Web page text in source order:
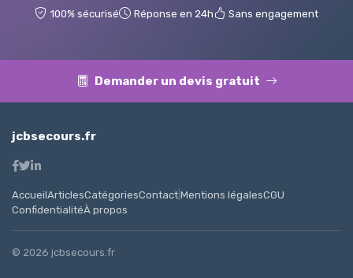
100% sécurisé Réponse en 24h Sans engagement
Demander un devis gratuit
jcbsecours.fr
AccueilArticlesCatégoriesContact Mentions légalesCGU
ConfidentialitéÀ propos
© 2026 jcbsecours.fr